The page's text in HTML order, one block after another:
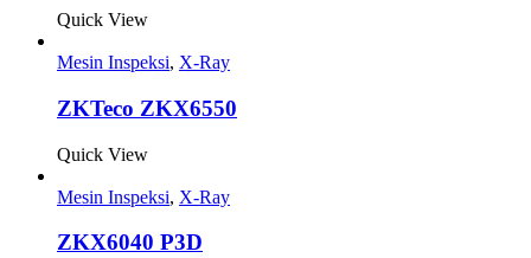
Quick View
Mesin Inspeksi, X-Ray
ZKTeco ZKX6550
Quick View
Mesin Inspeksi, X-Ray
ZKX6040 P3D